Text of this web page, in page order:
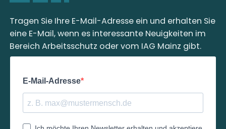
Tragen Sie Ihre E-Mail-Adresse ein und erhalten Sie
eine E-Mail, wenn es interessante Neuigkeiten im
Bereich Arbeitsschutz oder vom IAG Mainz gibt.